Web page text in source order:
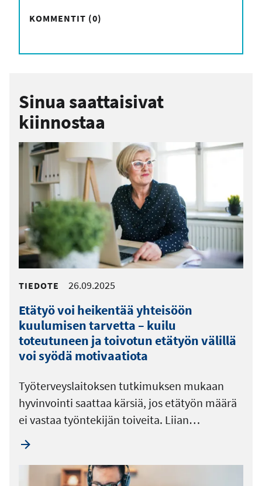
KOMMENTIT (0)
Sinua saattaisivat
kiinnostaa
TIEDOTE 26.09.2025
Etätyö voi heikentää yhteisöön
kuulumisen tarvetta – kuilu
toteutuneen ja toivotun etätyön välillä
voi syödä motivaatiota
Työterveyslaitoksen tutkimuksen mukaan
hyvinvointi saattaa kärsiä, jos etätyön määrä
ei vastaa työntekijän toiveita. Liian…